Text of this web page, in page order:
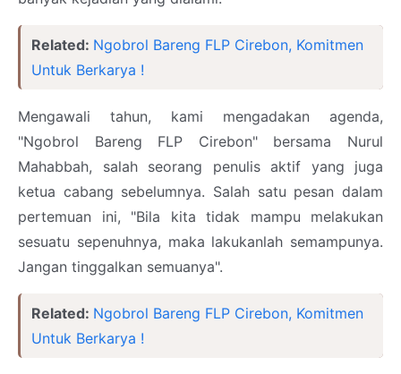
Related: Ngobrol Bareng FLP Cirebon, Komitmen
Untuk Berkarya !
Mengawali tahun, kami mengadakan agenda,
"Ngobrol Bareng FLP Cirebon" bersama Nurul
Mahabbah, salah seorang penulis aktif yang juga
ketua cabang sebelumnya. Salah satu pesan dalam
pertemuan ini, "Bila kita tidak mampu melakukan
sesuatu sepenuhnya, maka lakukanlah semampunya.
Jangan tinggalkan semuanya".
Related: Ngobrol Bareng FLP Cirebon, Komitmen
Untuk Berkarya !